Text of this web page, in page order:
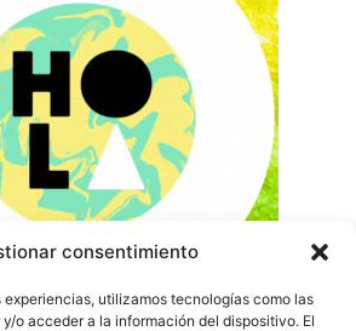
consentimiento
experiencias, utilizamos tecnologías como las
o acceder a la información del dispositivo. El